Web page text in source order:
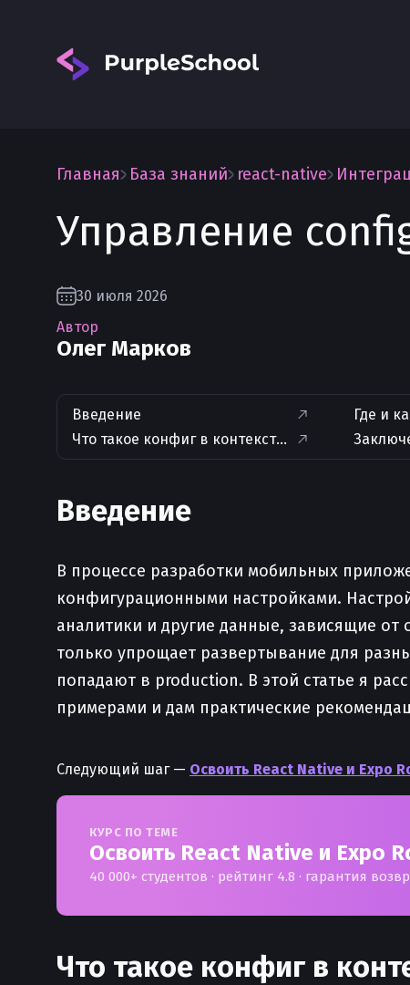
Главная База знаний react-native
Управление
30 июля 2026
Автор
Олег Марков
Введение
Что такое конфиг в контексте React Native
Где и
Введение
В процессе разработки мобильных
конфигурационными настройками.
аналитики и другие данные, зависящие
только упрощает развертывание для
попадают в production. В этой статье я
примерами и дам практические
Следующий шаг — Освоить React Native и Expo
КУРС ПО ТЕМЕ
Освоить React Native и Expo
40 000+ студентов · рейтинг 4.8 · гарантия
Что такое конфиг в